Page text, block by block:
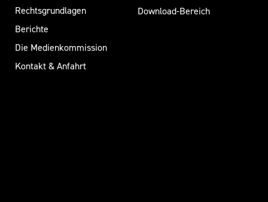
Rechtsgrundlagen
Berichte
Die Medienkommission
Kontakt & Anfahrt
Download-Bereich